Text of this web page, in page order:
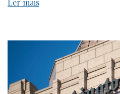
Ler mais